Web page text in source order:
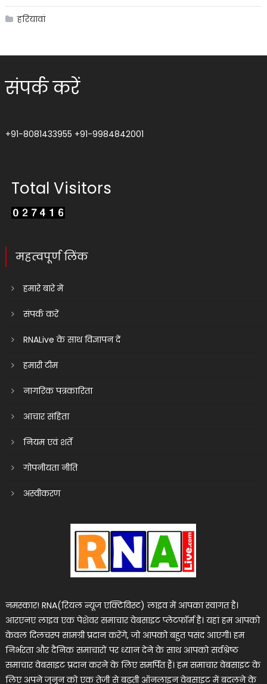
हरियावां
संपर्क करें
+91-8081433955 +91-9984842001
Total Visitors
महत्वपूर्ण लिंक
हमारे बारे में
संपर्क करें
RNALive के साथ विज्ञापन दें
हमारी टीम
नागरिक पत्रकारिता
आचार संहिता
नियम एवं शर्तें
गोपनीयता नीति
अस्वीकरण
नमस्कार! RNA(रियल न्यूज एक्टिविस्ट) लाइव में आपका स्वागत है।
आरएनए लाइव एक पेशेवर समाचार वेबसाइट प्लेटफॉर्म है। यहां हम आपको
केवल दिलचस्प सामग्री प्रदान करेंगे, जो आपको बहुत पसंद आएगी। हम
निर्भरता और दैनिक समाचारों पर ध्यान देने के साथ आपको सर्वश्रेष्ठ
समाचार वेबसाइट प्रदान करने के लिए समर्पित हैं। हम समाचार वेबसाइट के
लिए अपने जुनून को एक तेजी से बढ़ती ऑनलाइन वेबसाइट में बदलने के